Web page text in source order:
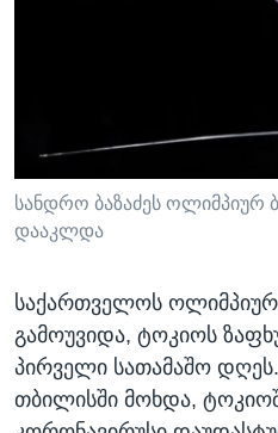
ᲘᲜᲢᲔᲠᲕᲘᲣ
ᲙᲣᲚᲢᲣᲠᲐ
ᲒᲐᲚᲘᲚᲔᲝ
ენები
სანდრო ბაზაძეს ოლიმპიურ
დააკლდა
საქართველოს ოლიმპიურ
გამოუვიდა, ტოკიოს
პირველი სათამაშო
თბილისში მოხდა,